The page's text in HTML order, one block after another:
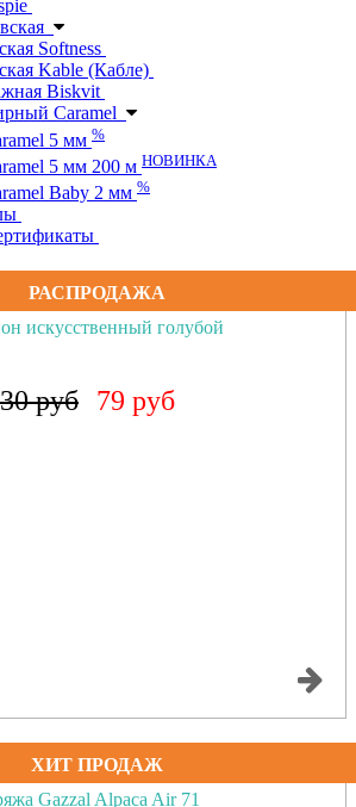
Softness
Kable (Кабле)
Biskvit
Caramel
5 мм %
5 мм 200 м НОВИНКА
Baby 2 мм %
РАСПРОДАЖА
коралловый неон
руб 79 руб
ХИТ ПРОДАЖ
Gazzal Alpaca Air 71